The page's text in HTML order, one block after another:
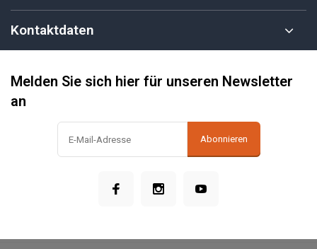
Kontaktdaten
Melden Sie sich hier für unseren Newsletter
an
Abonnieren